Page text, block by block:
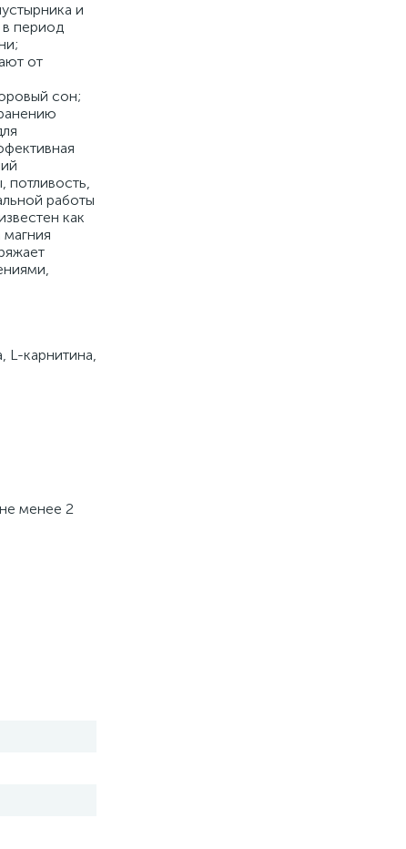
и
период
от
сон;
потливость,
работы
как
L-карнитина,
менее 2